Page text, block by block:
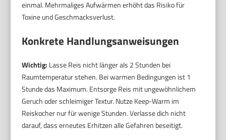
einmal. Mehrmaliges Aufwärmen erhöht das Risiko für
Toxine und Geschmacksverlust.
Konkrete Handlungsanweisungen
Wichtig: Lasse Reis nicht länger als 2 Stunden bei
Raumtemperatur stehen. Bei warmen Bedingungen ist 1
Stunde das Maximum. Entsorge Reis mit ungewöhnlichem
Geruch oder schleimiger Textur. Nutze Keep-Warm im
Reiskocher nur für wenige Stunden. Verlasse dich nicht
darauf, dass erneutes Erhitzen alle Gefahren beseitigt.